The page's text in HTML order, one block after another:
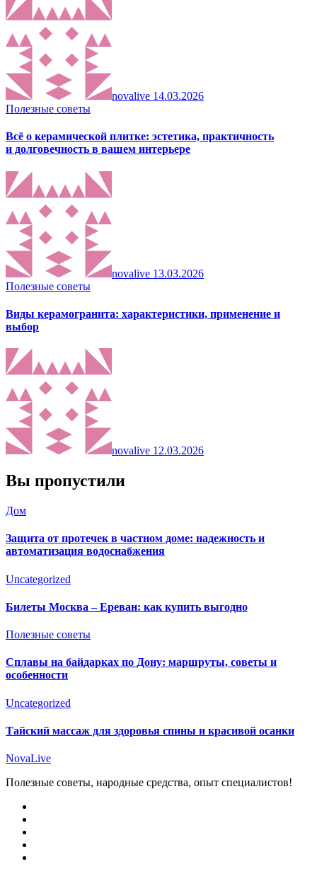
novalive 14.03.2026
Полезные советы
Всё о керамической плитке: эстетика, практичность
и долговечность в вашем интерьере
novalive 13.03.2026
Полезные советы
Виды керамогранита: характеристики, применение и
выбор
novalive 12.03.2026
Вы пропустили
Дом
Защита от протечек в частном доме: надежность и
автоматизация водоснабжения
Uncategorized
Билеты Москва – Ереван: как купить выгодно
Полезные советы
Сплавы на байдарках по Дону: маршруты, советы и
особенности
Uncategorized
Тайский массаж для здоровья спины и красивой осанки
NovaLive
Полезные советы, народные средства, опыт специалистов!